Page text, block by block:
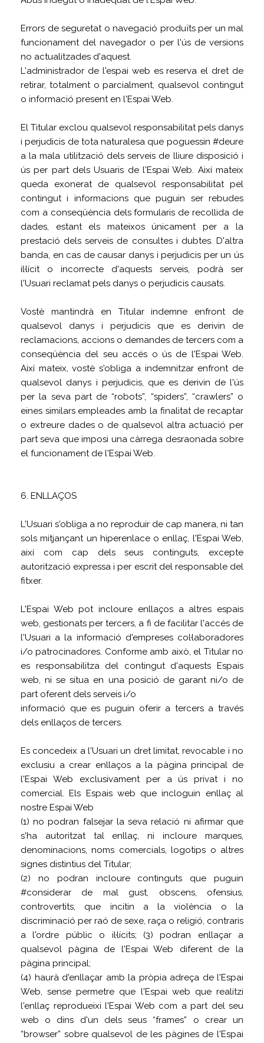
Errors de seguretat o navegació produïts per un mal
funcionament del navegador o per l'ús de versions
no actualitzades d'aquest.
L'administrador de l'espai web es reserva el dret de
retirar, totalment o parcialment, qualsevol contingut
o informació present en l'Espai Web.
El Titular exclou qualsevol responsabilitat pels danys
i perjudicis de tota naturalesa que poguessin #deure
a la mala utilització dels serveis de lliure disposició i
ús per part dels Usuaris de l'Espai Web. Així mateix
queda exonerat de qualsevol responsabilitat pel
contingut i informacions que puguin ser rebudes
com a conseqüència dels formularis de recollida de
dades, estant els mateixos únicament per a la
prestació dels serveis de consultes i dubtes. D'altra
banda, en cas de causar danys i perjudicis per un ús
il·lícit o incorrecte d'aquests serveis, podrà ser
l'Usuari reclamat pels danys o perjudicis causats.
Vostè mantindrà en Titular indemne enfront de
qualsevol danys i perjudicis que es derivin de
reclamacions, accions o demandes de tercers com a
conseqüència del seu accés o ús de l'Espai Web.
Així mateix, vostè s'obliga a indemnitzar enfront de
qualsevol danys i perjudicis, que es derivin de l'ús
per la seva part de “robots”, “spiders”, “crawlers” o
eines similars empleades amb la finalitat de recaptar
o extreure dades o de qualsevol altra actuació per
part seva que imposi una càrrega desraonada sobre
el funcionament de l'Espai Web.
6. ENLLAÇOS
L'Usuari s'obliga a no reproduir de cap manera, ni tan
sols mitjançant un hiperenlace o enllaç, l'Espai Web,
així com cap dels seus continguts, excepte
autorització expressa i per escrit del responsable del
fitxer.
L'Espai Web pot incloure enllaços a altres espais
web, gestionats per tercers, a fi de facilitar l'accés de
l'Usuari a la informació d'empreses col·laboradores
i/o patrocinadores. Conforme amb això, el Titular no
es responsabilitza del contingut d'aquests Espais
web, ni se situa en una posició de garant ni/o de
part oferent dels serveis i/o
informació que es puguin oferir a tercers a través
dels enllaços de tercers.
Es concedeix a l'Usuari un dret limitat, revocable i no
exclusiu a crear enllaços a la pàgina principal de
l'Espai Web exclusivament per a ús privat i no
comercial. Els Espais web que incloguin enllaç al
nostre Espai Web
(1) no podran falsejar la seva relació ni afirmar que
s'ha autoritzat tal enllaç, ni incloure marques,
denominacions, noms comercials, logotips o altres
signes distintius del Titular;
(2) no podran incloure continguts que puguin
#considerar de mal gust, obscens, ofensius,
controvertits, que incitin a la violència o la
discriminació per raó de sexe, raça o religió, contraris
a l'ordre públic o il·lícits; (3) podran enllaçar a
qualsevol pàgina de l'Espai Web diferent de la
pàgina principal;
(4) haurà d'enllaçar amb la pròpia adreça de l'Espai
Web, sense permetre que l'Espai web que realitzi
l'enllaç reprodueixi l'Espai Web com a part del seu
web o dins d'un dels seus “frames” o crear un
“browser” sobre qualsevol de les pàgines de l'Espai